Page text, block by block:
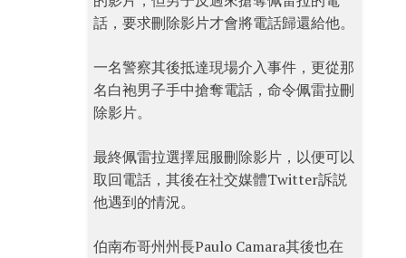
話，要求刪除影片才會將電話歸還給他。
一名警察其後抵達現場介入事件，更從那
名白袍男子手中搶奪電話，命令佩雷拉刪
除影片。
最終佩雷拉選擇屈服刪除影片，以便可以
取回電話，其後在社交媒體Twitter訴説
他遇到的情況。
伯南布哥州州長Paulo Camara其後也在